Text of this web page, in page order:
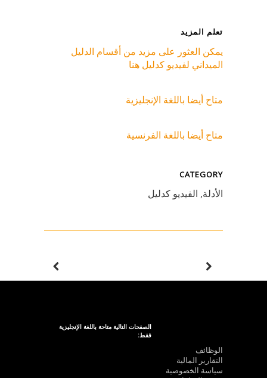
تعلم المزيد
يمكن العثور على مزيد من أقسام الدليل
الميداني لفيديو كدليل هنا
متاح أيضا باللغة الإنجليزية
متاح أيضا باللغة الفرنسية
CATEGORY
الأدلة, الفيديو كدليل
الصفحات التالية متاحة باللغة الإنجليزية
فقط:
الوظائف
التقارير المالية
سياسة الخصوصية